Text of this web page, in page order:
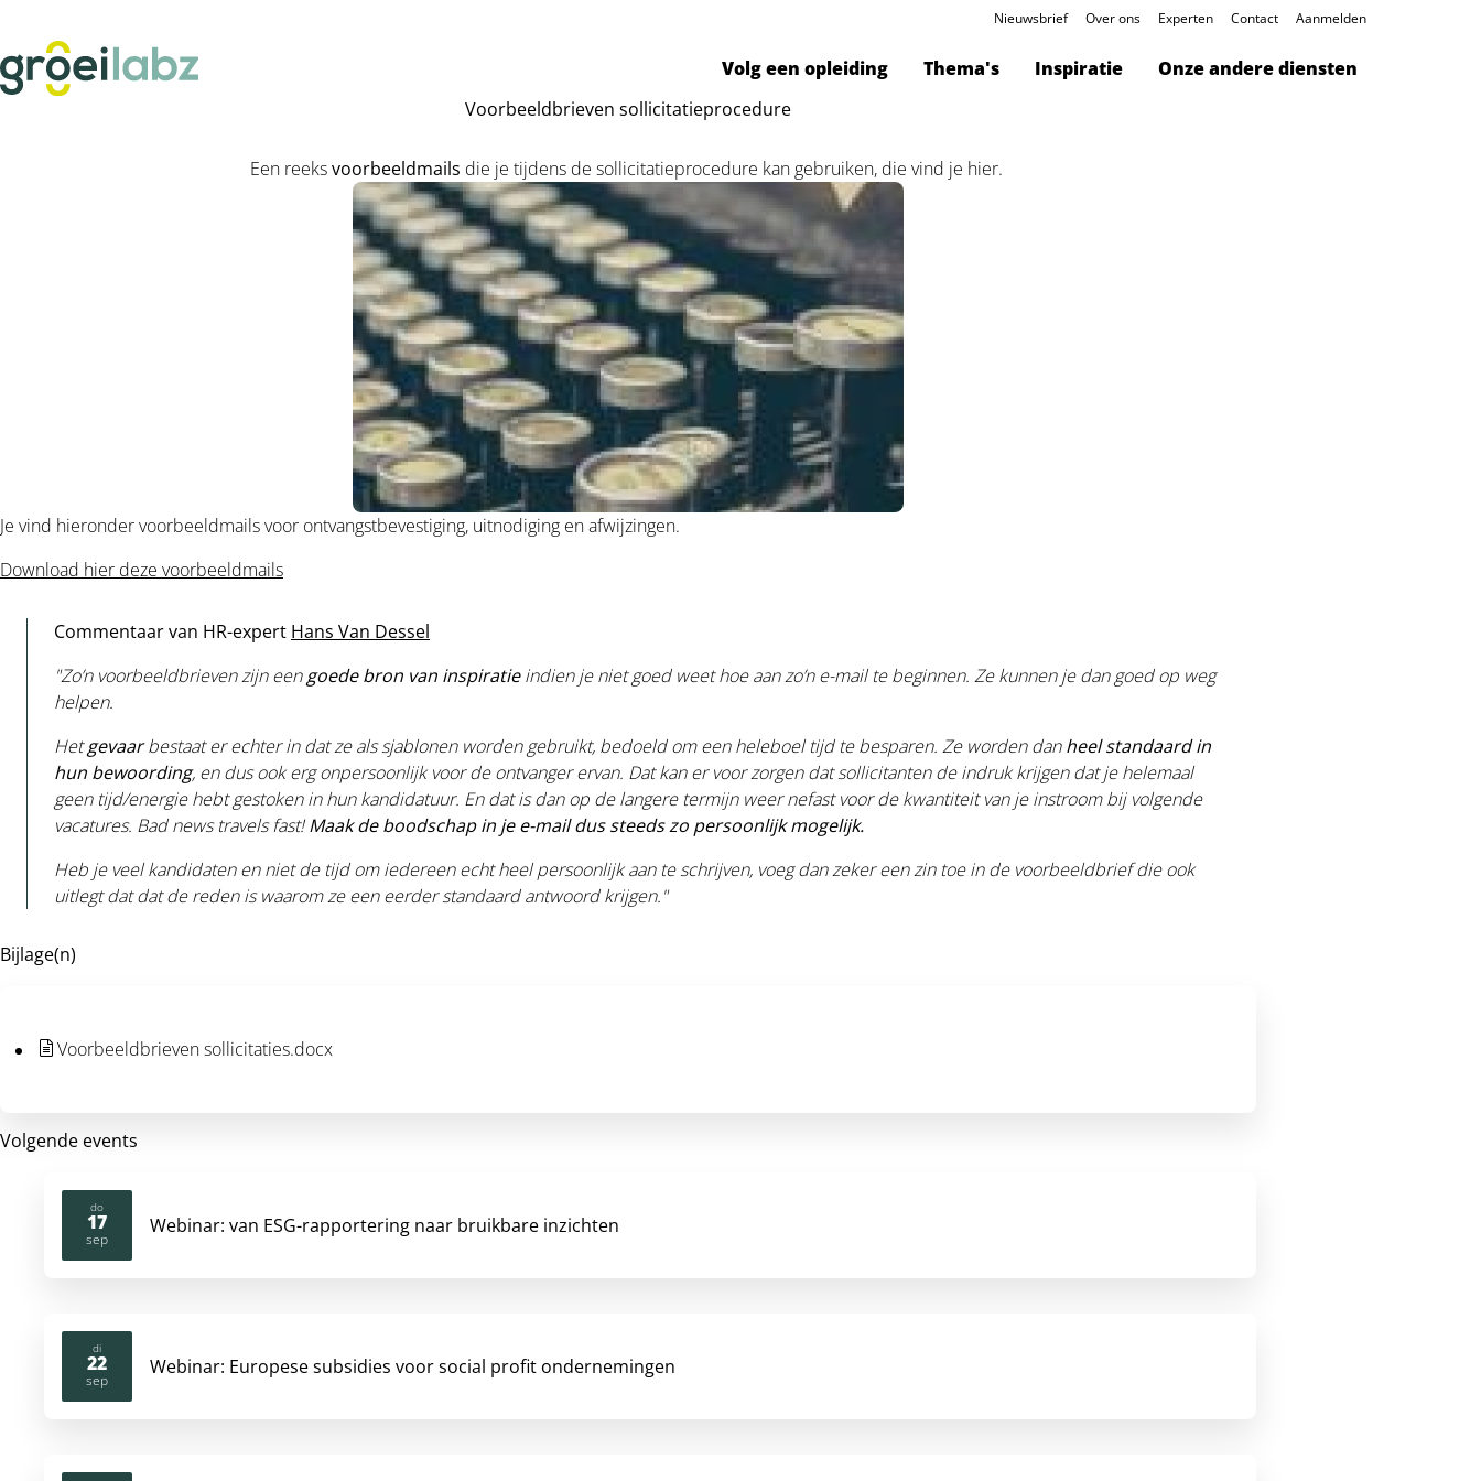
Volg een opleiding Thema's Inspiratie Onze andere diensten
Nieuwsbrief Over ons Experten Contact Aanmelden
Voorbeeldbrieven sollicitatieprocedure
Een reeksvoorbeeldmails die je tijdens de sollicitatieprocedure kan gebruiken, die vind je hier.
Je vind hieronder voorbeeldmails voor ontvangstbevestiging, uitnodiging en afwijzingen.
Download hier deze voorbeeldmails
Commentaar van HR-expert Hans Van Dessel
"Zo’n voorbeeldbrieven zijn eengoede bron van inspiratieindien je niet goed weet hoe aan zo’n e-mail te beginnen. Ze kunnen je dan goed op weg
helpen.
Hetgevaarbestaat er echter in dat ze als sjablonen worden gebruikt, bedoeld om een heleboel tijd te besparen. Ze worden danheel standaard in
hun bewoording, en dus ook erg onpersoonlijk voor de ontvanger ervan. Dat kan er voor zorgen dat sollicitanten de indruk krijgen dat je helemaal
geen tijd/energie hebt gestoken in hun kandidatuur. En dat is dan op de langere termijn weer nefast voor de kwantiteit van je instroom bij volgende
vacatures. Bad news travels fast!Maak de boodschap in je e-mail dus steeds zo persoonlijk mogelijk.
Heb je veel kandidaten en niet de tijd om iedereen echt heel persoonlijk aan te schrijven, voeg dan zeker een zin toe in de voorbeeldbrief die ook
uitlegt dat dat de reden is waarom ze een eerder standaard antwoord krijgen."
Bijlage(n)
Voorbeeldbrieven sollicitaties.docx
Volgende events
do
17
sep
2026 Webinar: van ESG-rapportering naar bruikbare inzichten
di
22
sep
2026 Webinar: Europese subsidies voor social profit ondernemingen